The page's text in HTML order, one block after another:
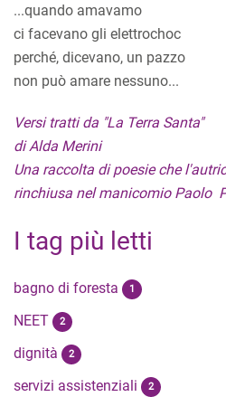
...quando amavamo
ci facevano gli elettrochoc
perché, dicevano, un pazzo
non può amare nessuno...
Versi tratti da "La Terra Santa"
di Alda Merini
Una raccolta di poesie che
rinchiusa nel manicomio Paolo
I tag più letti
bagno di foresta 1
NEET 2
dignità 2
servizi assistenziali 2